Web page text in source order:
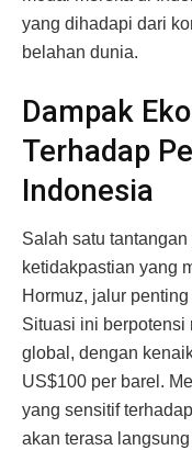
yang dihadapi dari
belahan dunia.
Dampak
Terhadap
Indonesia
Salah satu
ketidakpastian yang
Hormuz, jalur
Situasi ini berpotensi
global, dengan
US$100 per barel.
yang sensitif
akan terasa